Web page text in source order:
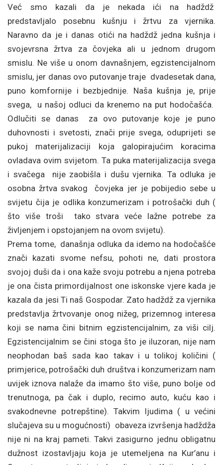
Već smo kazali da je nekada ići na hadždž
predstavljalo posebnu kušnju i žrtvu za vjernika.
Naravno da je i danas otići na hadždž jedna kušnja i
svojevrsna žrtva za čovjeka ali u jednom drugom
smislu. Ne više u onom davnašnjem, egzistencijalnom
smislu, jer danas ovo putovanje traje dvadesetak dana,
puno komfornije i bezbjednije. Naša kušnja je, prije
svega, u našoj odluci da krenemo na put hodočašća.
Odlučiti se danas za ovo putovanje koje je puno
duhovnosti i svetosti, znači prije svega, oduprijeti se
pukoj materijalizaciji koja galopirajućim koracima
ovladava ovim svijetom. Ta puka materijalizacija svega
i svačega nije zaobišla i dušu vjernika. Ta odluka je
osobna žrtva svakog čovjeka jer je pobijedio sebe u
svijetu čija je odlika konzumerizam i potrošački duh (
što više troši tako stvara veće lažne potrebe za
življenjem i opstojanjem na ovom svijetu).
Prema tome, današnja odluka da idemo na hodočašće
znači kazati svome nefsu, pohoti ne, dati prostora
svojoj duši da i ona kaže svoju potrebu a njena potreba
je ona čista primordijalnost one iskonske vjere kada je
kazala da jesi Ti naš Gospodar. Zato hadždž za vjernika
predstavlja žrtvovanje onog nižeg, prizemnog interesa
koji se nama čini bitnim egzistencijalnim, za viši cilj.
Egzistencijalnim se čini stoga što je iluzoran, nije nam
neophodan baš sada kao takav i u tolikoj količini (
primjerice, potrošački duh društva i konzumerizam nam
uvijek iznova nalaže da imamo što više, puno bolje od
trenutnoga, pa čak i duplo, recimo auto, kuću kao i
svakodnevne potrepštine). Takvim ljudima ( u većini
slučajeva su u mogućnosti) obaveza izvršenja hadždža
nije ni na kraj pameti. Takvi zasigurno jednu obligatnu
dužnost izostavljaju koja je utemeljena na Kur’anu i